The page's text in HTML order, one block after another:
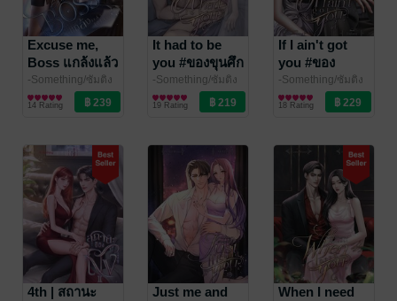
Excuse me,
Boss แกล้งแล้ว
ได้โปรดรัก
-Something/ซัมติง
นิยายโรมานซ์
14 Rating
It had to be
you #ของขุนศึก
-Something/ซัมติง
นิยายโรมานซ์
19 Rating
If I ain't got
you #ของ
จอมพล
-Something/ซัมติง
นิยายโรมานซ์
18 Rating
4th | สถานะ
Just me and
When I need